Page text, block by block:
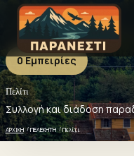
0 Εμπειρίες
Πελίτι
Συλλογή και διάδοση
ΑΡΧΙΚΗ ΠΕΛΕΚΗΤΗ Πελίτι
Πελίτι - 0
Πρόσφατα